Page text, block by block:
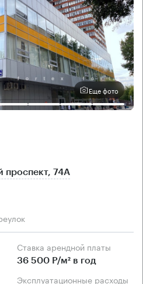
Еще фото
проспект, 74А
Ставка арендной платы
36 500 Р/м² в год
Эксплуатационные расходы